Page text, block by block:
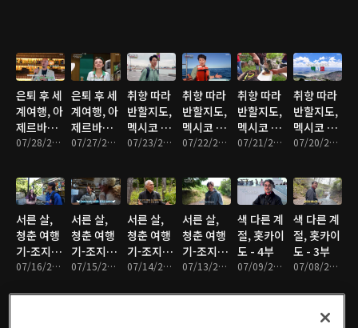
은퇴 후 세
계여행, 아
제르바이
잔 - 2부07/28/2026 • 47분
은퇴 후 세
계여행, 아
제르바이
잔 - 1부07/27/2026 • 47분
취향 따라
반할지도,
멕시코 - 4
부
07/23/2026 • 46분
취향 따라
반할지도,
멕시코 - 3
부
07/22/2026 • 46분
취향 따라
반할지도,
멕시코 - 2
부
07/21/2026 • 45분
취향 따라
반할지도,
멕시코 - 1
부
07/20/2026 • 46분
서른 살,
청춘 여행
기-조지아
- 4부
07/16/2026 • 47분
서른 살,
청춘 여행
기-조지아
- 3부
07/15/2026 • 47분
서른 살,
청춘 여행
기-조지아
- 2부
07/14/2026 • 47분
서른 살,
청춘 여행
기-조지아
- 1부
07/13/2026 • 47분
색 다른 계
절, 홋카이
도 - 4부
07/09/2026 • 46분
색 다른 계
절, 홋카이
도 - 3부
07/08/2026 • 46분